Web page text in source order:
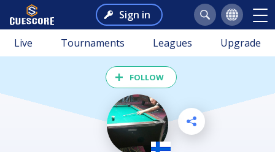
Sign in
Live Tournaments Leagues Upgrade
FOLLOW